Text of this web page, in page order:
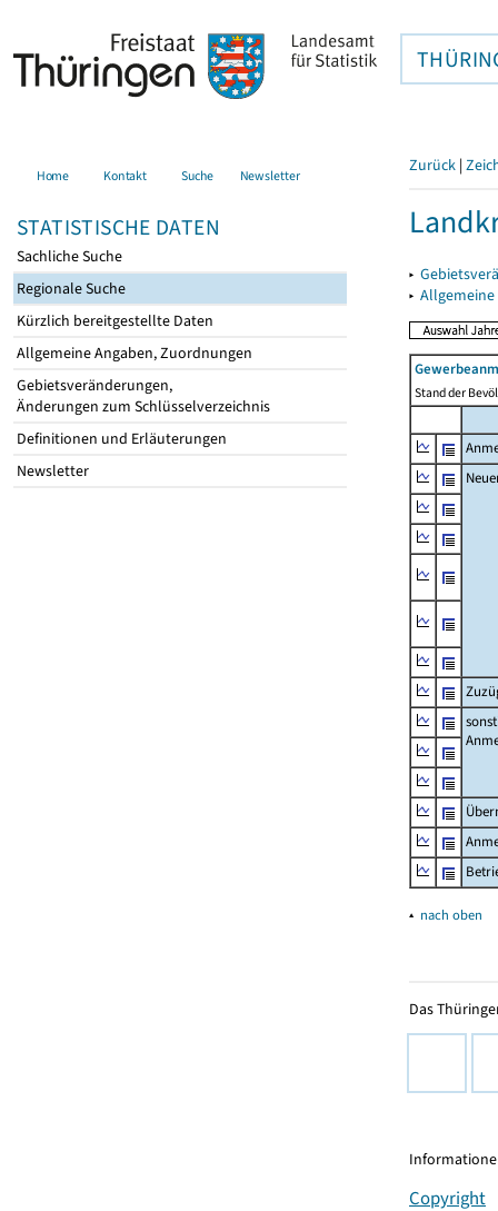
Home Kontakt Suche Newsletter
STATISTISCHE DATEN
Sachliche Suche
Regionale Suche
Kürzlich bereitgestellte Daten
Allgemeine Angaben, Zuordnungen
Gebietsveränderungen,
Änderungen zum Schlüsselverzeichnis
Definitionen und Erläuterungen
Newsletter
Zurück |
▸
▸
Stand der
▴ nach oben
Das
Copyright